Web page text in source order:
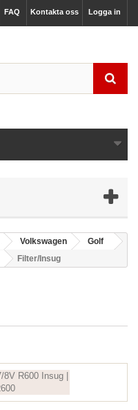
Logga in
Kontakta oss
FAQ
Volkswagen
Golf
Filter/Insug